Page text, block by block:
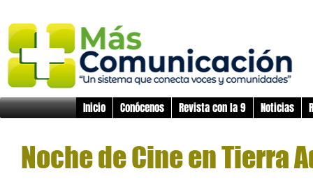
Inicio Conócenos Revista con la 9 Noticias
Noche de Cine en Tierra